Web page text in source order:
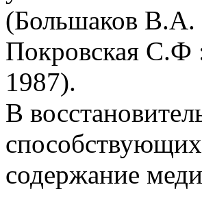
(Большаков
Покровская С.Ф
1987).
В
содержание